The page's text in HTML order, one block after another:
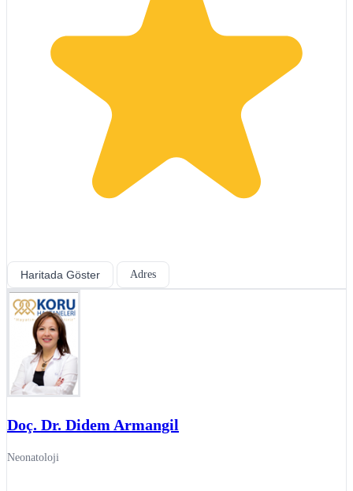
Haritada Göster Adres
Doç. Dr. Didem Armangil
Neonatoloji